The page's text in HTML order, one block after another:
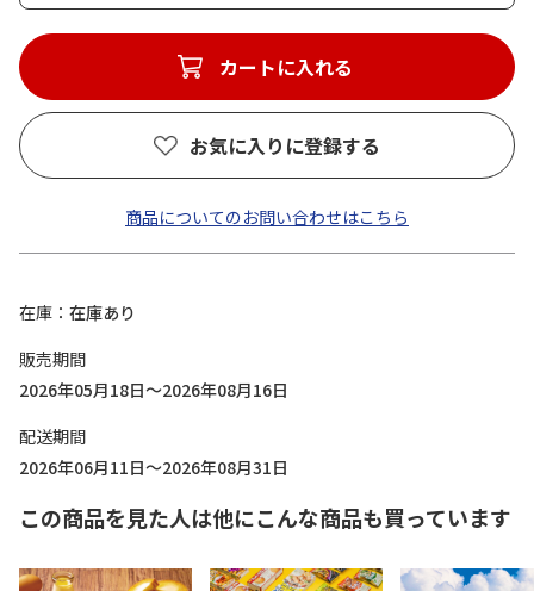
カートに入れる
お気に入りに登録する
商品についてのお問い合わせはこちら
在庫
在庫あり
販売期間
2026年05月18日～2026年08月16日
配送期間
2026年06月11日～2026年08月31日
この商品を見た人は他にこんな商品も買っています